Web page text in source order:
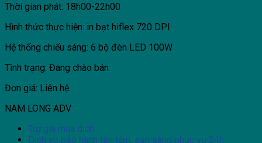
Thời gian phát: 18h00-22h00
Hình thức thực hiện: in bạt hiflex 720 DPI
Hệ thống chiếu sáng: 6 bộ đèn LED 100W
Tình trạng: Đang chào bán
Đơn giá: Liên hệ
NAM LONG ADV
Trợ giá mùa dịch
Dịch vụ bảo hành tận tâm, sẵn sàng phục vụ 24h